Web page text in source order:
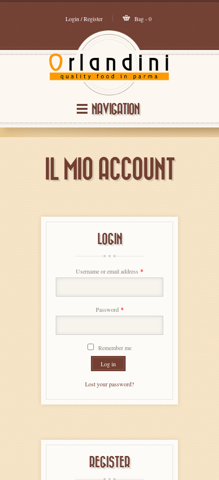
Login / Register Bag - 0
NAVIGATION
IL MIO ACCOUNT
LOGIN
Username or email address *
Password *
Remember me
Log in
Lost your password?
REGISTER